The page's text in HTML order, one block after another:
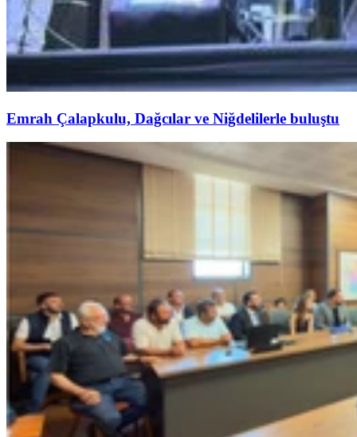
Emrah Çalapkulu, Dağcılar ve Niğdelilerle buluştu